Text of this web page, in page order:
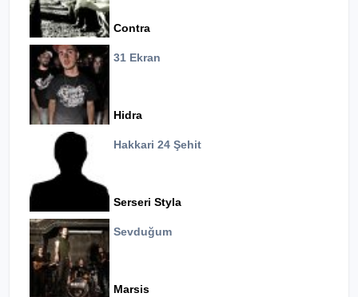
Contra
31 Ekran
Hidra
Hakkari 24 Şehit
Serseri Styla
Sevduğum
Marsis